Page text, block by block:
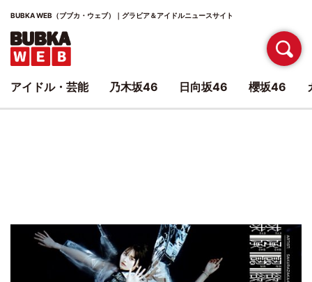
BUBKA WEB（ブブカ・ウェブ）｜グラビア＆アイドルニュースサイト
アイドル・芸能 乃木坂46 日向坂46 櫻坂46